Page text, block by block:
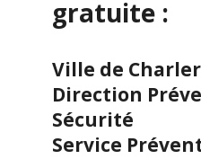
gratuite :
Ville de
Direction
Sécurité
Service